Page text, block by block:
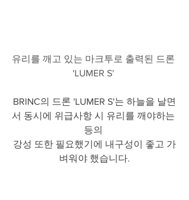
유리를 깨고 있는 마크투로 출력된 드론
'LUMER S'
BRINC의 드론 'LUMER S'는 하늘을 날면
서 동시에 위급사항 시 유리를 깨야하는
등의
강성 또한 필요했기에 내구성이 좋고 가
벼워야 했습니다.